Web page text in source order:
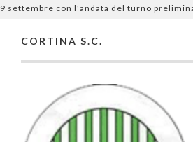
settembre con l'andata del turno
CORTINA S.C.